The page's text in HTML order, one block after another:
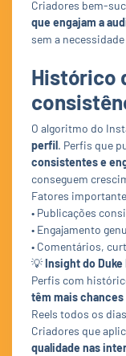
Criadores bem-
que engajam a
sem a
Histórico
O algoritmo do
perfil. Perfis que
consistentes e
conseguem
Fatores
• Publicações
• Engajamento
• Comentários,
💡Insight do
Perfis com
têm mais
Reels todos os
Criadores que
qualidade nas